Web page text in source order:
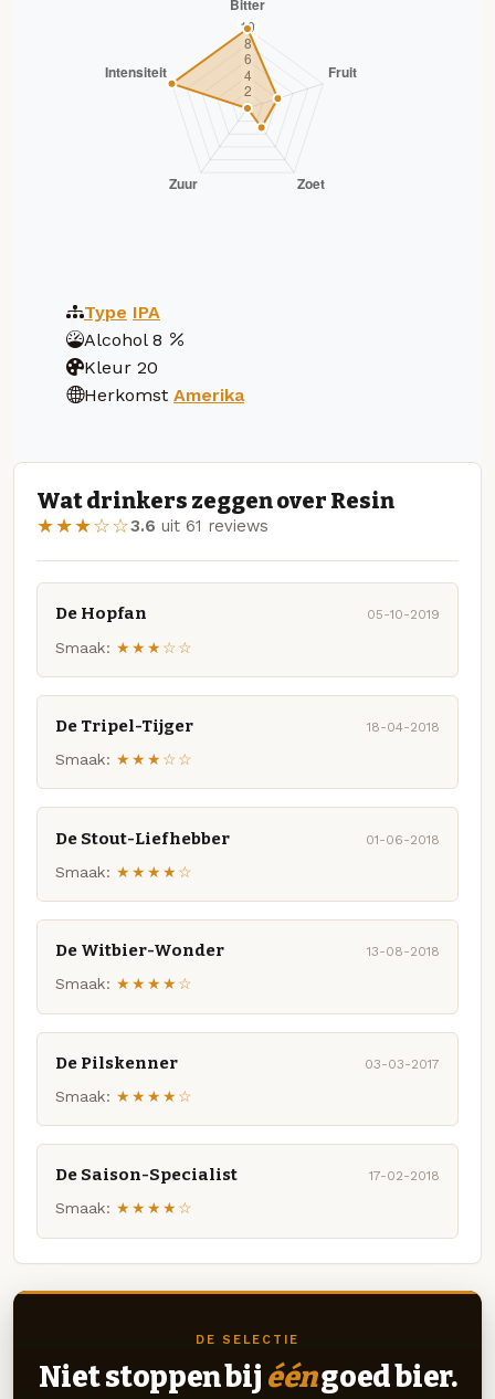
Type IPA
Alcohol 8
Kleur 20
Herkomst Amerika
Wat drinkers zeggen over Resin
★★★☆☆3.6 uit 61 reviews
De Hopfan 05-10-2019
Smaak: ★★★☆☆
De Tripel-Tijger 18-04-2018
Smaak: ★★★☆☆
De Stout-Liefhebber 01-06-2018
Smaak: ★★★★☆
De Witbier-Wonder 13-08-2018
Smaak: ★★★★☆
De Pilskenner 03-03-2017
Smaak: ★★★★☆
De Saison-Specialist 17-02-2018
Smaak: ★★★★☆
DE SELECTIE
Niet stoppen bij ééngoed bier.